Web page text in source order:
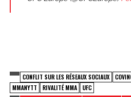
CONFLIT SUR LES RÉSEAUX SOCIAUX
MMANYTT
RIVALITÉ MMA UFC